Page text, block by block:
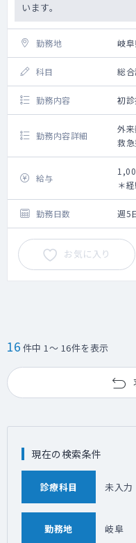
います。
勤務地 岐
科目 総
勤務内容 初
勤務内容詳細
外
救
給与
＊
勤務日数 週5
お気に入り
16 件中 1～ 16件を表示
現在の検索条件
診療科目 未入力
勤務地 岐阜